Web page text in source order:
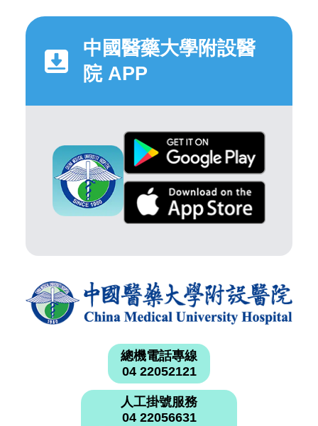
中國醫藥大學附設醫
院 APP
總機電話專線
04 22052121
人工掛號服務
04 22056631